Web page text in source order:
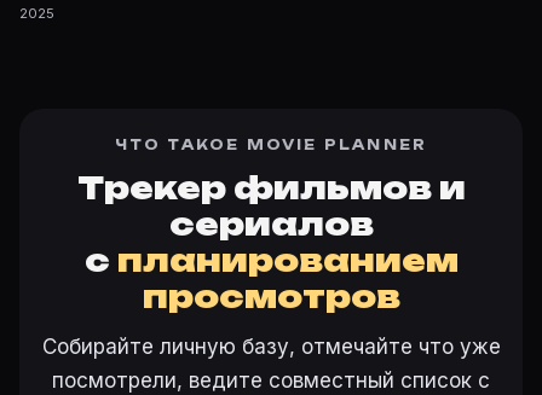
2025
ЧТО ТАКОЕ MOVIE PLANNER
Трекер фильмов и
сериалов
с планированием
просмотров
Собирайте личную базу, отмечайте что уже
посмотрели, ведите совместный список с